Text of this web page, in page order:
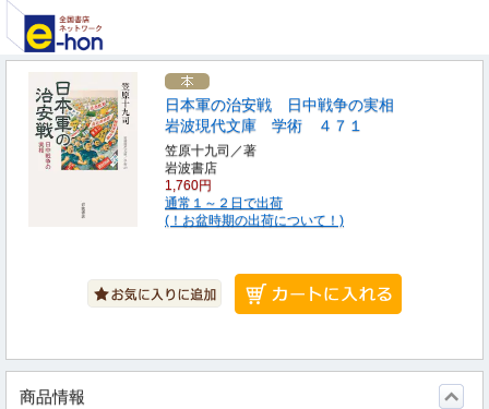
日本軍の治安戦 日中戦争の実相
岩波現代文庫 学術 ４７１
笠原十九司／著
岩波書店
1,760円
通常１～２日で出荷
(！お盆時期の出荷について！)
商品情報